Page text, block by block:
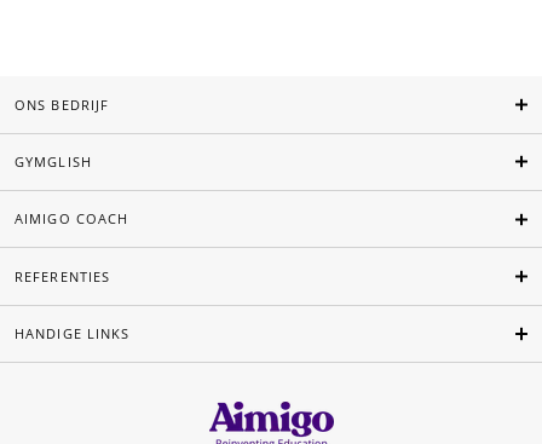
ONS BEDRIJF
GYMGLISH
AIMIGO COACH
REFERENTIES
HANDIGE LINKS